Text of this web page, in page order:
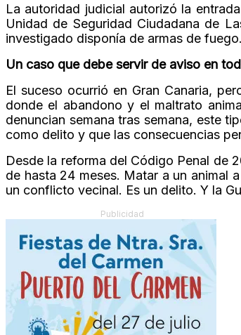
La autoridad judicial autorizó la
Unidad de Seguridad Ciudadana de
investigado disponía de armas de
Un caso que debe servir de aviso en
El suceso ocurrió en Gran Canaria,
donde el abandono y el maltrato
denuncian semana tras semana, este
como delito y que las consecuencias
Desde la reforma del Código Penal de
de hasta 24 meses. Matar a un animal
un conflicto vecinal. Es un delito. Y la
Publicidad